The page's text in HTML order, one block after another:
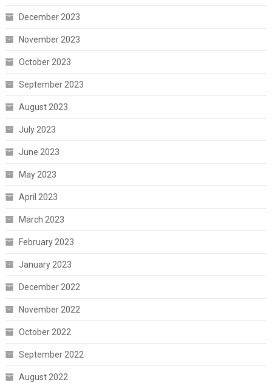
December 2023
November 2023
October 2023
September 2023
August 2023
July 2023
June 2023
May 2023
April 2023
March 2023
February 2023
January 2023
December 2022
November 2022
October 2022
September 2022
August 2022